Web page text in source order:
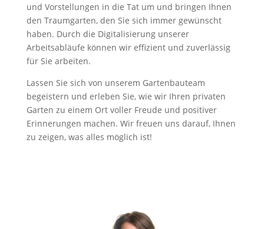
und Vorstellungen in die Tat um und bringen Ihnen
den Traumgarten, den Sie sich immer gewünscht
haben. Durch die Digitalisierung unserer
Arbeitsabläufe können wir effizient und zuverlässig
für Sie arbeiten.
Lassen Sie sich von unserem Gartenbauteam
begeistern und erleben Sie, wie wir Ihren privaten
Garten zu einem Ort voller Freude und positiver
Erinnerungen machen. Wir freuen uns darauf, Ihnen
zu zeigen, was alles möglich ist!